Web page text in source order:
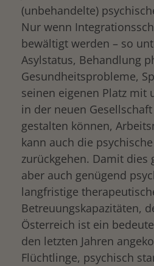
(unbehandelte)
Nur wenn
bewältigt werden – so
Asylstatus, Behandlung
Gesundheitsprobleme,
seinen eigenen Platz mit
in der neuen
gestalten können,
kann auch die
zurückgehen. Damit dies
aber auch genügend
langfristige
Betreuungskapazitäten,
Österreich ist ein
den letzten Jahren
Flüchtlinge, psychisch